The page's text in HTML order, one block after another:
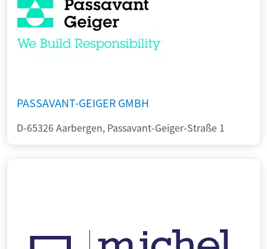
PASSAVANT-GEIGER GMBH
D-65326 Aarbergen, Passavant-Geiger-Straße 1